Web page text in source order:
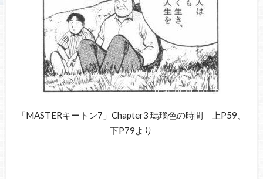
「MASTERキートン7」Chapter3 瑪瑙色の時間 上P59、
下P79より